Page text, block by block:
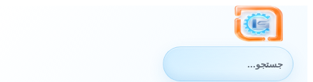
جستجوی: